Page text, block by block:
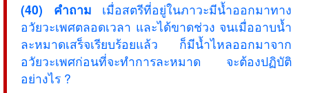
(40) คำถาม เมื่อสตรีที่อยู่ในภาวะมีน้ำออกมาทาง
อวัยวะเพศตลอดเวลา และได้ขาดช่วง จนเมื่ออาบน้ำ
ละหมาดเสร็จเรียบร้อยแล้ว ก็มีน้ำไหลออกมาจาก
อวัยวะเพศก่อนที่จะทำการละหมาด จะต้องปฏิบัติ
อย่างไร ?